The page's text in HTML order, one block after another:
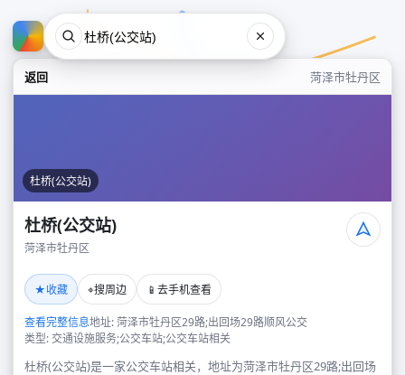
返回 菏泽市牡丹区
杜桥(公交站)
杜桥(公交站)
菏泽市牡丹区
★收藏 ⌖搜周边 📱 去手机查看
查看完整信息地址: 菏泽市牡丹区29路;出回场29路顺风公交
类型: 交通设施服务;公交车站;公交车站相关
杜桥(公交站)是一家公交车站相关，地址为菏泽市牡丹区29路;出回场